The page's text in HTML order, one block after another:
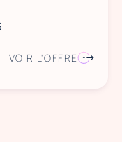
VOIR L'OFFRE